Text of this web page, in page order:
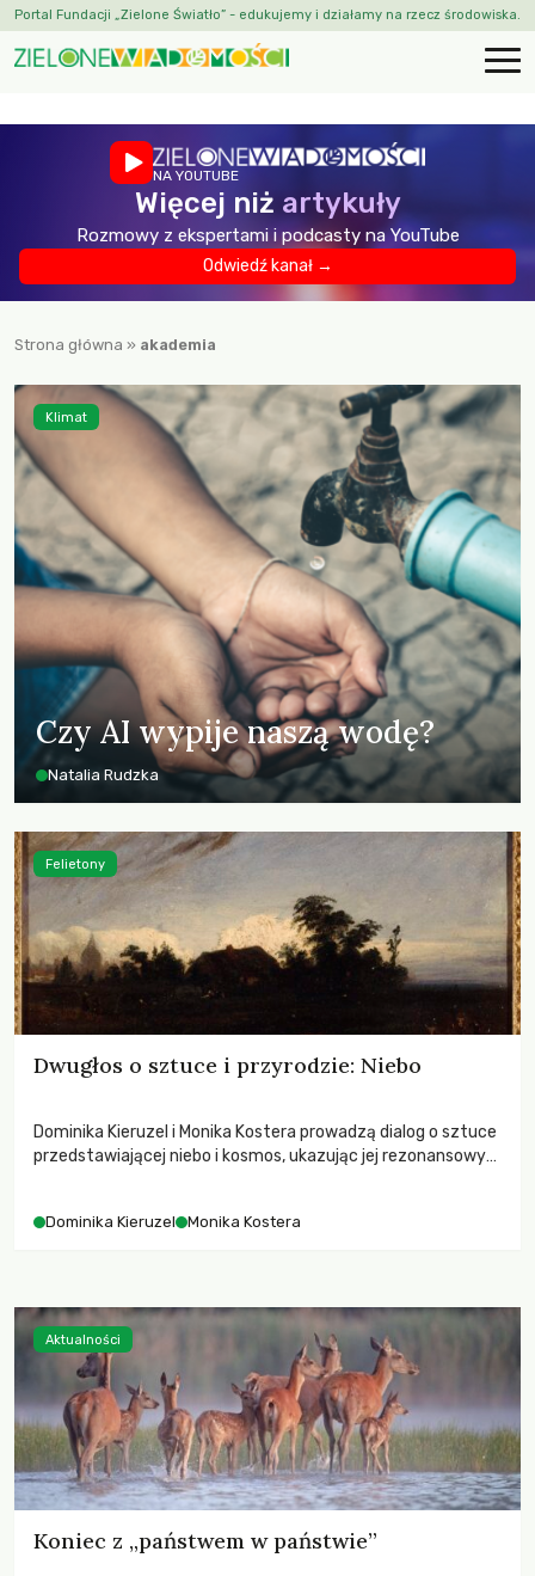
Portal Fundacji „Zielone Światło” - edukujemy i działamy na rzecz środowiska.
NA YOUTUBE
Więcej niż artykuły
Rozmowy z ekspertami i podcasty na YouTube
Odwiedź kanał →
Strona główna » akademia
Czy AI wypije naszą wodę?
Natalia Rudzka
Klimat
Dwugłos o sztuce i przyrodzie: Niebo
Dominika Kieruzel i Monika Kostera prowadzą dialog o sztuce
przedstawiającej niebo i kosmos, ukazując jej rezonansowy
Dominika Kieruzel Monika Kostera
Felietony
Koniec z „państwem w państwie”
Aktualności